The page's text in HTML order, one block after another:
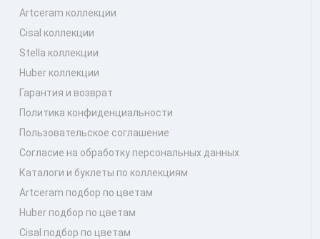
Artceram коллекции
Cisal коллекции
Stella коллекции
Huber коллекции
Гарантия и возврат
Политика конфиденциальности
Пользовательское соглашение
Согласие на обработку персональных данных
Каталоги и буклеты по коллекциям
Artceram подбор по цветам
Huber подбор по цветам
Cisal подбор по цветам